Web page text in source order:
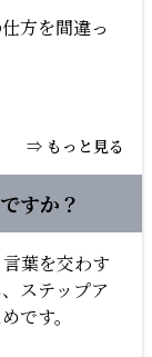
方を間違っ
⇒ もっと見る
すか？
葉を交わす
ステップア
です。